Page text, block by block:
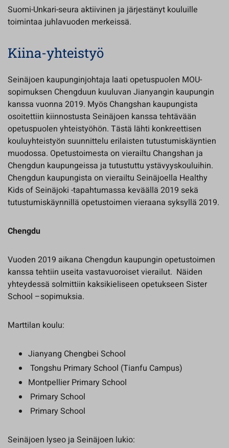
Suomi-Unkari-seura aktiivinen ja järjestänyt kouluille
toimintaa juhlavuoden merkeissä.
Kiina-yhteistyö
Seinäjoen kaupunginjohtaja laati opetuspuolen MOU-
sopimuksen Chengduun kuuluvan Jianyangin kaupungin
kanssa vuonna 2019. Myös Changshan kaupungista
osoitettiin kiinnostusta Seinäjoen kanssa tehtävään
opetuspuolen yhteistyöhön. Tästä lähti konkreettisen
kouluyhteistyön suunnittelu erilaisten tutustumiskäyntien
muodossa. Opetustoimesta on vierailtu Changshan ja
Chengdun kaupungeissa ja tutustuttu ystävyyskouluihin.
Chengdun kaupungista on vierailtu Seinäjoella Healthy
Kids of Seinäjoki -tapahtumassa keväällä 2019 sekä
tutustumiskäynnillä opetustoimen vieraana syksyllä 2019.
Chengdu
Vuoden 2019 aikana Chengdun kaupungin opetustoimen
kanssa tehtiin useita vastavuoroiset vierailut. Näiden
yhteydessä solmittiin kaksikieliseen opetukseen Sister
School –sopimuksia.
Marttilan koulu:
Jianyang Chengbei School ​
Tongshu Primary School (Tianfu Campus)​
Montpellier Primary School​
Primary School
Primary School
Seinäjoen lyseo ja Seinäjoen lukio: ​